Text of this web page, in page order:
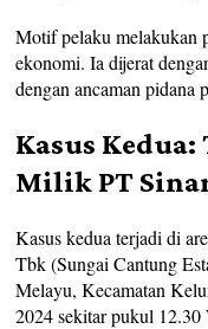
Motif pelaku melakukan
ekonomi. Ia dijerat
dengan ancaman pidana
Kasus
Milik PT
Kasus kedua terjadi di
Tbk (Sungai Cantung
Melayu, Kecamatan
2024 sekitar pukul 12.30